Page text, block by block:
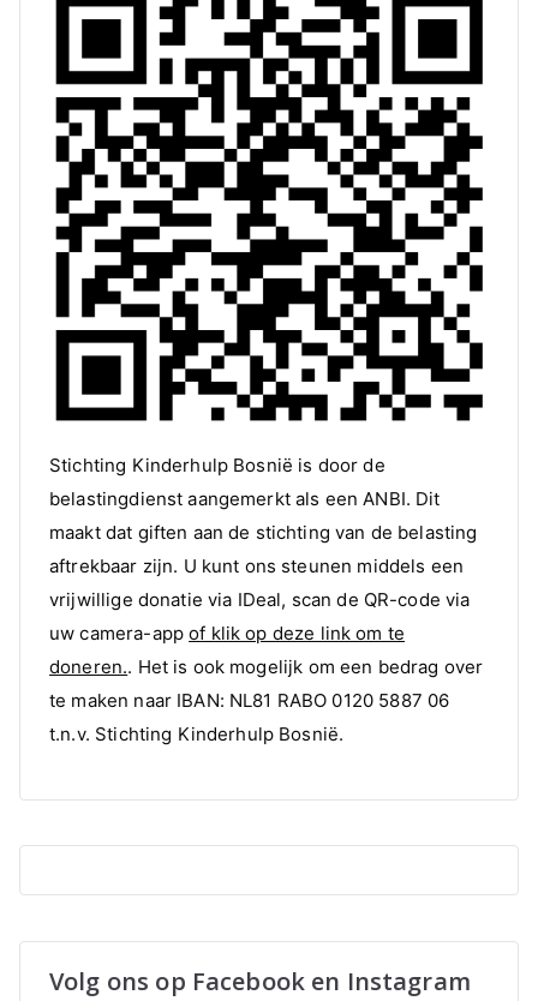
Stichting Kinderhulp Bosnië is door de
belastingdienst aangemerkt als een ANBI. Dit
maakt dat giften aan de stichting van de belasting
aftrekbaar zijn. U kunt ons steunen middels een
vrijwillige donatie via IDeal, scan de QR-code via
uw camera-appof klik op deze link om te
doneren.. Het is ook mogelijk om een bedrag over
te maken naar IBAN: NL81 RABO 0120 5887 06
t.n.v. Stichting Kinderhulp Bosnië.
Volg ons op Facebook en Instagram